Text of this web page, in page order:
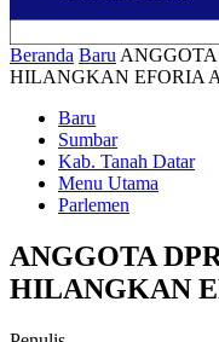
Beranda Baru
HILANGKAN EFORIA
Baru
Sumbar
Kab. Tanah Datar
Menu Utama
Parlemen
ANGGOTA
HILANGKAN